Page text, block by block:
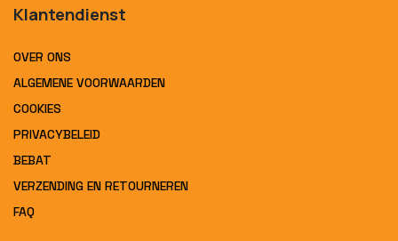
Klantendienst
OVER ONS
ALGEMENE VOORWAARDEN
COOKIES
PRIVACYBELEID
BEBAT
VERZENDING EN RETOURNEREN
FAQ